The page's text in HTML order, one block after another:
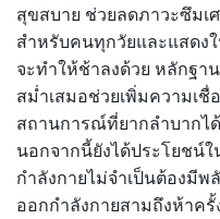
สุขสบาย ช่วยลดภาวะซึมเ
สำหรับคนทุกวัยและแสดง
จะทำให้ช้าลงด้วย หลักฐา
สม่ำเสมอช่วยเพิ่มความเ
สถานการณ์ที่ยากลำบากไ
นอกจากนี้ยังได้ประโยชน์
กำลังกายไม่จำเป็นต้องมีพ
ออกกำลังกายสามถึงห้าค